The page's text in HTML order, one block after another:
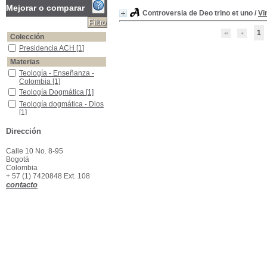
Controversia de Deo trino et uno /
1
Mejorar o comparar
Colección
Presidencia ACH
Presidencia ACH [1]
Materias
Teología - Enseñanza - Colombia
Teología - Enseñanza -
Colombia [1]
Teología Dogmática
Teología Dogmática [1]
Teología dogmática - Dios
Teología dogmática - Dios
[1]
Trinidad
Dirección
Calle 10 No. 8-95
Bogotá
Colombia
+ 57 (1) 7420848 Ext. 108
contacto